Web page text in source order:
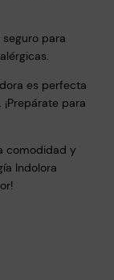
para
es perfecta
para
comodidad y
Indolora